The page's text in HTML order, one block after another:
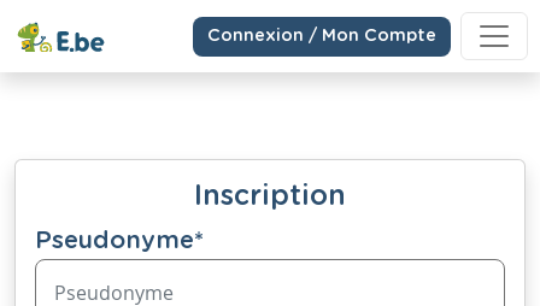
Connexion / Mon Compte
Inscription
Pseudonyme*